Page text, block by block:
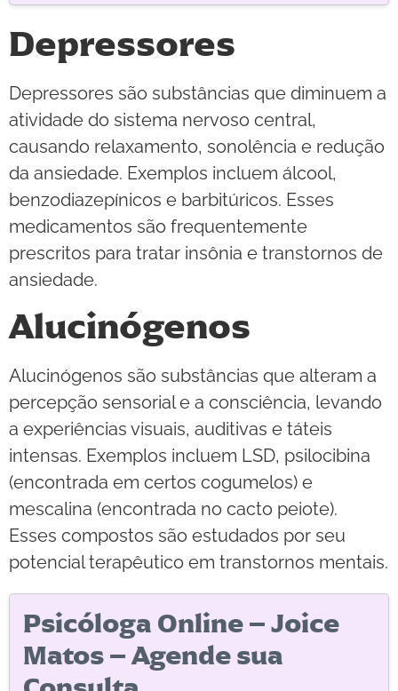
Depressores
Depressores são substâncias que diminuem a
atividade do sistema nervoso central,
causando relaxamento, sonolência e redução
da ansiedade. Exemplos incluem álcool,
benzodiazepínicos e barbitúricos. Esses
medicamentos são frequentemente
prescritos para tratar insônia e transtornos de
ansiedade.
Alucinógenos
Alucinógenos são substâncias que alteram a
percepção sensorial e a consciência, levando
a experiências visuais, auditivas e táteis
intensas. Exemplos incluem LSD, psilocibina
(encontrada em certos cogumelos) e
mescalina (encontrada no cacto peiote).
Esses compostos são estudados por seu
potencial terapêutico em transtornos mentais.
Psicóloga Online – Joice
Matos – Agende sua